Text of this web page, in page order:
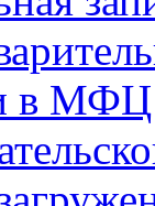
в МФЦ